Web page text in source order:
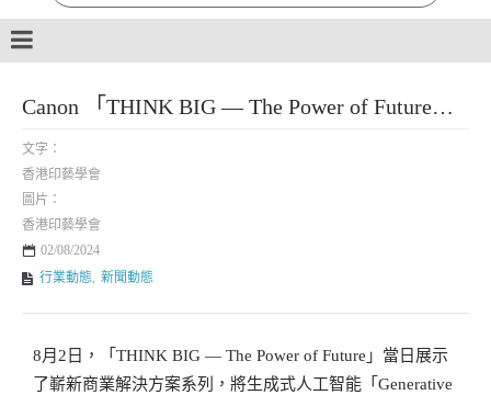
Canon 「THINK BIG — The Power of Future」 Event
文字：
香港印藝學會
圖片：
香港印藝學會
02/08/2024
行業動態, 新聞動態
8月2日，「THINK BIG — The Power of Future」當日展示
了嶄新商業解決方案系列，將生成式人工智能「Generative